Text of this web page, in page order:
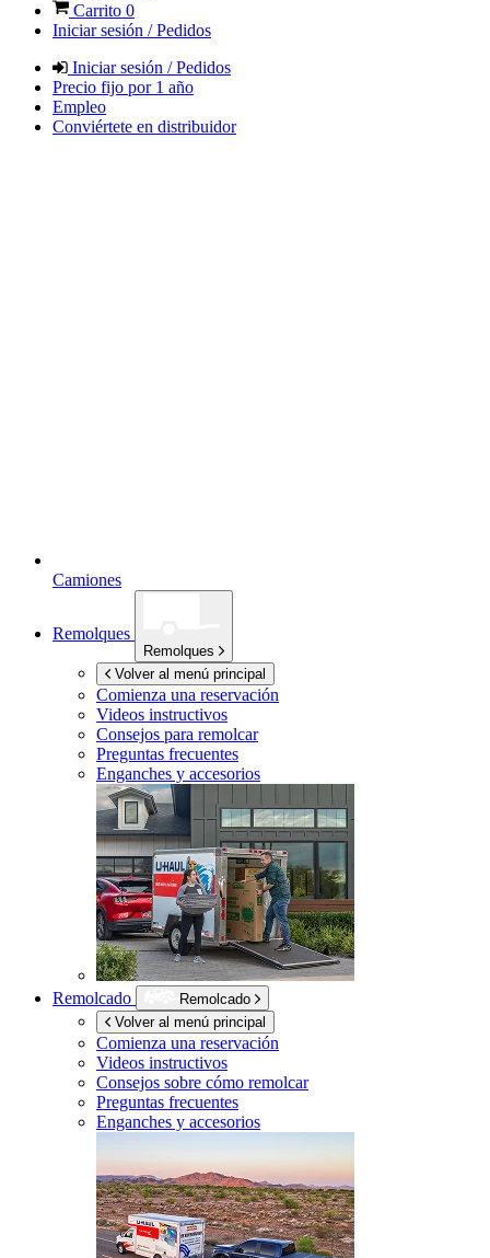
Carrito 0
Iniciar sesión / Pedidos
Iniciar sesión / Pedidos
Precio fijo por 1 año
Empleo
Conviértete en distribuidor
Camiones
Remolques
Remolques
Volver al menú principal
Comienza una reservación
Videos instructivos
Consejos para remolcar
Preguntas frecuentes
Enganches y accesorios
Remolcado
Remolcado
Volver al menú principal
Comienza una reservación
Videos instructivos
Consejos sobre cómo remolcar
Preguntas frecuentes
Enganches y accesorios